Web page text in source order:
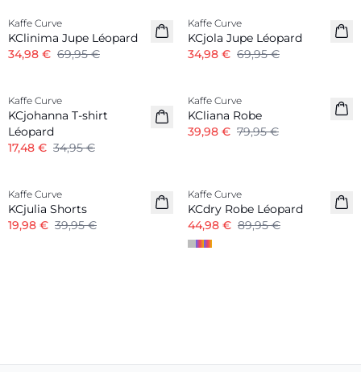
Kaffe Curve
KClinima Jupe Léopard
34,98 € 69,95 €
Kaffe Curve
KCjola Jupe Léopard
34,98 € 69,95 €
Kaffe Curve
KCjohanna T-shirt
Léopard
17,48 € 34,95 €
Kaffe Curve
KCliana Robe
39,98 € 79,95 €
Kaffe Curve
KCjulia Shorts
19,98 € 39,95 €
Kaffe Curve
KCdry Robe Léopard
44,98 € 89,95 €